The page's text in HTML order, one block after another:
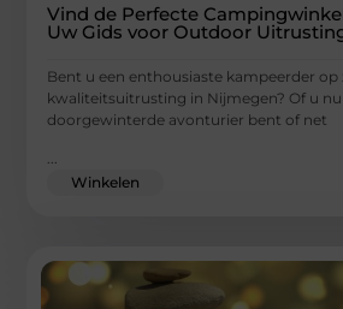
Vind de Perfecte
Uw Gids voor Outdoor
Bent u een enthousiaste kampeerder op
kwaliteitsuitrusting in Nijmegen? Of u nu
doorgewinterde avonturier bent of net
...
Winkelen